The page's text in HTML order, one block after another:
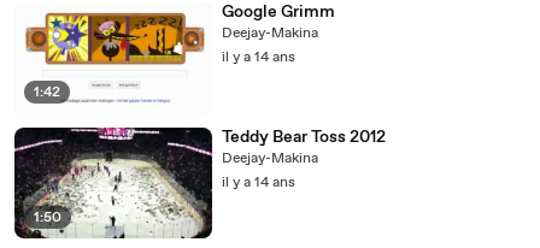
1:42
Google Grimm
Deejay-Makina
il y a 14 ans
1:50
Teddy Bear Toss 2012
Deejay-Makina
il y a 14 ans